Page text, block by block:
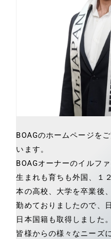
BOAGのホームページを
います。
BOAGオーナーのイルフ
生まれも育ちも外国、１
本の高校、大学を卒業後
勤めておりましたので、
日本国籍も取得しました。
皆様からの様々なニーズ